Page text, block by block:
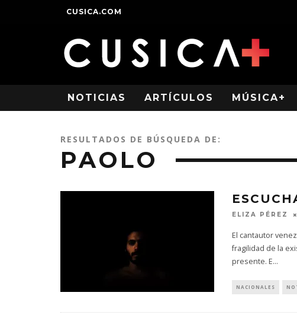
CUSICA.COM
NOTICIAS ARTÍCULOS MÚSICA+
RESULTADOS DE BÚSQUEDA DE:
PAOLO
ELIZA PÉREZ
El cantautor
fragilidad de la
presente. E...
NACIONALES